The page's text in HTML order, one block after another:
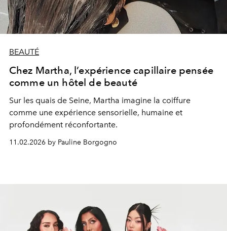
BEAUTÉ
Chez Martha, l’expérience capillaire pensée
comme un hôtel de beauté
Sur les quais de Seine, Martha imagine la coiffure
comme une expérience sensorielle, humaine et
profondément réconfortante.
11.02.2026 by Pauline Borgogno